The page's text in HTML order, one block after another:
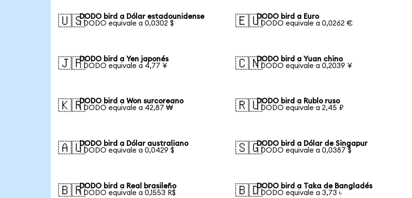
🇺🇸DODO bird a Dólar estadounidense
1 DODO equivale a 0,0302 $
🇪🇺DODO bird a Euro
1 DODO equivale a 0,0262 €
🇯🇵DODO bird a Yen japonés
1 DODO equivale a 4,77 ¥
🇨🇳DODO bird a Yuan chino
1 DODO equivale a 0,2039 ¥
🇰🇷DODO bird a Won surcoreano
1 DODO equivale a 42,87 ₩
🇷🇺DODO bird a Rublo ruso
1 DODO equivale a 2,45 ₽
🇦🇺DODO bird a Dólar australiano
1 DODO equivale a 0,0429 $
🇸🇬DODO bird a Dólar de Singapur
1 DODO equivale a 0,0387 $
🇧🇷DODO bird a Real brasileño
1 DODO equivale a 0,1553 R$
🇧🇩DODO bird a Taka de Bangladés
1 DODO equivale a 3,73 ৳